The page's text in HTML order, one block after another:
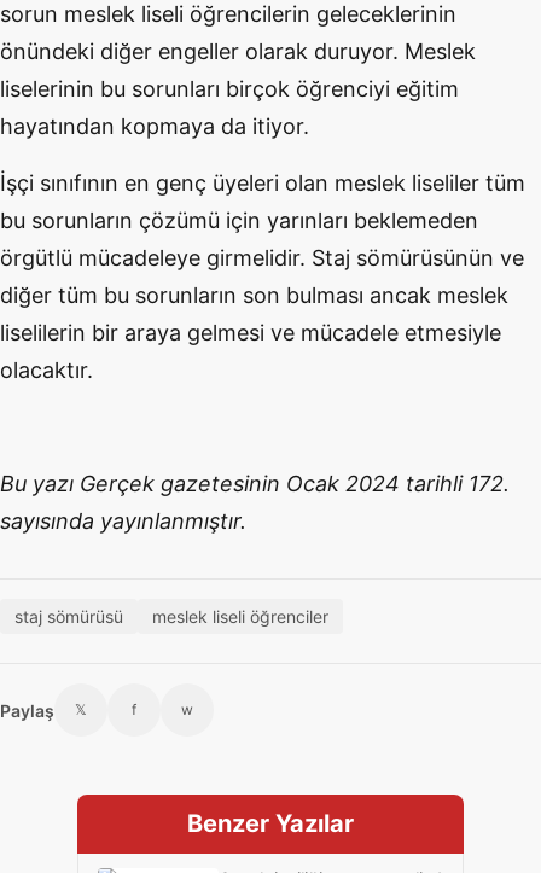
sorun meslek liseli öğrencilerin geleceklerinin
önündeki diğer engeller olarak duruyor. Meslek
liselerinin bu sorunları birçok öğrenciyi eğitim
hayatından kopmaya da itiyor.
İşçi sınıfının en genç üyeleri olan meslek liseliler tüm
bu sorunların çözümü için yarınları beklemeden
örgütlü mücadeleye girmelidir. Staj sömürüsünün ve
diğer tüm bu sorunların son bulması ancak meslek
liselilerin bir araya gelmesi ve mücadele etmesiyle
olacaktır.
Bu yazı Gerçek gazetesinin Ocak 2024 tarihli 172.
sayısında yayınlanmıştır.
staj sömürüsü meslek liseli öğrenciler
Paylaş 𝕏 f w
Benzer Yazılar